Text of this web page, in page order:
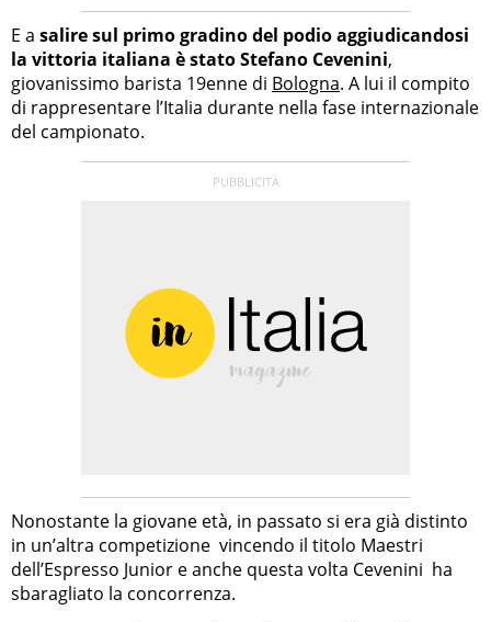
E a salire sul primo gradino del podio aggiudicandosi
la vittoria italiana è stato Stefano Cevenini,
giovanissimo barista 19enne di Bologna. A lui il compito
di rappresentare l’Italia durante nella fase internazionale
del campionato.
Nonostante la giovane età, in passato si era già distinto
in un’altra competizione vincendo il titolo Maestri
dell’Espresso Junior e anche questa volta Cevenini ha
sbaragliato la concorrenza.